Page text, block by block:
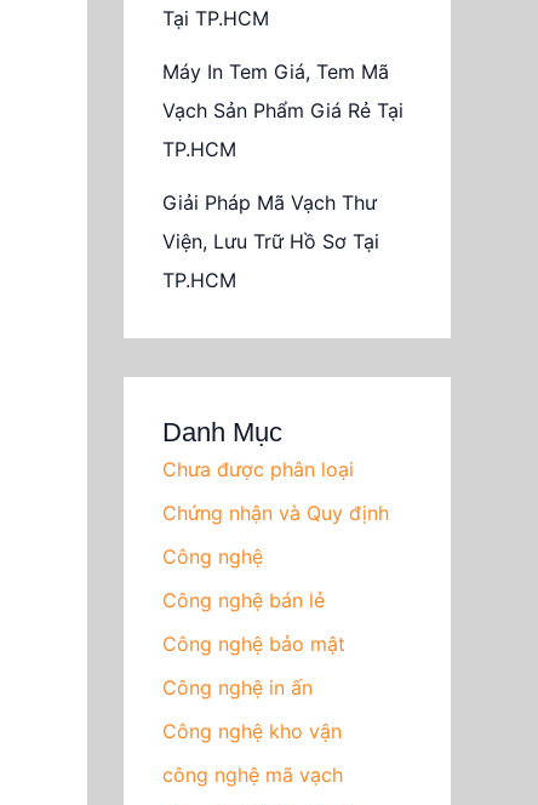
Tại TP.HCM
Máy In Tem Giá, Tem Mã
Vạch Sản Phẩm Giá Rẻ Tại
TP.HCM
Giải Pháp Mã Vạch Thư
Viện, Lưu Trữ Hồ Sơ Tại
TP.HCM
Danh Mục
Chưa được phân loại
Chứng nhận và Quy định
Công nghệ
Công nghệ bán lẻ
Công nghệ bảo mật
Công nghệ in ấn
Công nghệ kho vận
công nghệ mã vạch